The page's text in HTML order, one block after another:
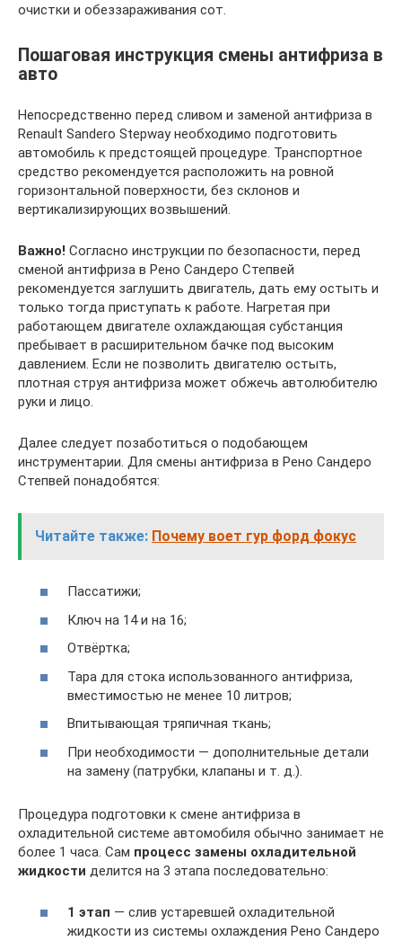
очистки и обеззараживания сот.
Пошаговая инструкция смены антифриза в
авто
Непосредственно перед сливом и заменой антифриза в
Renault Sandero Stepway необходимо подготовить
автомобиль к предстоящей процедуре. Транспортное
средство рекомендуется расположить на ровной
горизонтальной поверхности, без склонов и
вертикализирующих возвышений.
Важно! Согласно инструкции по безопасности, перед
сменой антифриза в Рено Сандеро Степвей
рекомендуется заглушить двигатель, дать ему остыть и
только тогда приступать к работе. Нагретая при
работающем двигателе охлаждающая субстанция
пребывает в расширительном бачке под высоким
давлением. Если не позволить двигателю остыть,
плотная струя антифриза может обжечь автолюбителю
руки и лицо.
Далее следует позаботиться о подобающем
инструментарии. Для смены антифриза в Рено Сандеро
Степвей понадобятся:
Читайте также: Почему воет гур форд фокус
Пассатижи;
Ключ на 14 и на 16;
Отвёртка;
Тара для стока использованного антифриза,
вместимостью не менее 10 литров;
Впитывающая тряпичная ткань;
При необходимости — дополнительные детали
на замену (патрубки, клапаны и т. д.).
Процедура подготовки к смене антифриза в
охладительной системе автомобиля обычно занимает не
более 1 часа. Сам процесс замены охладительной
жидкости делится на 3 этапа последовательно:
1 этап — слив устаревшей охладительной
жидкости из системы охлаждения Рено Сандеро